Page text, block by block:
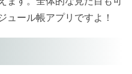
ュール帳アプリですよ！